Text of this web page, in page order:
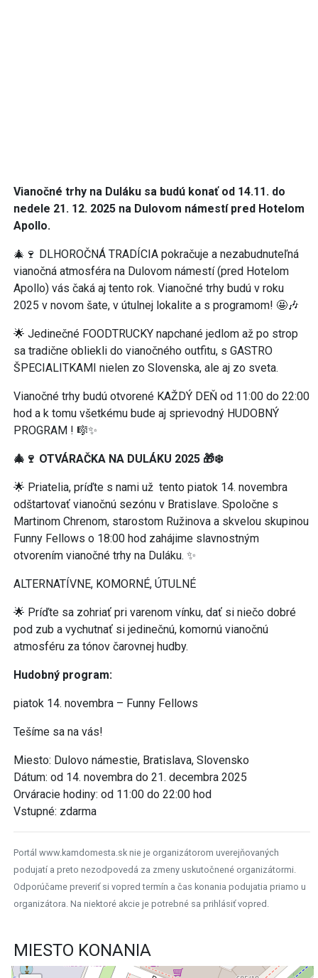
Vianočné trhy na Duláku sa budú konať od 14.11. do
nedele 21. 12. 2025 na Dulovom námestí pred Hotelom
Apollo.
🎄🍷 DLHOROČNÁ TRADÍCIA pokračuje a nezabudnuteľná
vianočná atmosféra na Dulovom námestí (pred Hotelom
Apollo) vás čaká aj tento rok. Vianočné trhy budú v roku
2025 v novom šate, v útulnej lokalite a s programom! 🤩🎶
🌟 Jedinečné FOODTRUCKY napchané jedlom až po strop
sa tradične obliekli do vianočného outfitu, s GASTRO
ŠPECIALITKAMI nielen zo Slovenska, ale aj zo sveta.
Vianočné trhy budú otvorené KAŽDÝ DEŇ od 11:00 do 22:00
hod a k tomu všetkému bude aj sprievodný HUDOBNÝ
PROGRAM ! 🎼✨
🎄🍷 OTVÁRAČKA NA DULÁKU 2025 🎁❄️
🌟 Priatelia, príďte s nami už tento piatok 14. novembra
odštartovať vianočnú sezónu v Bratislave. Spoločne s
Martinom Chrenom, starostom Ružinova a skvelou skupinou
Funny Fellows o 18:00 hod zahájime slavnostným
otvorením vianočné trhy na Duláku. ✨
ALTERNATÍVNE, KOMORNÉ, ÚTULNÉ
🌟 Príďte sa zohriať pri varenom vínku, dať si niečo dobré
pod zub a vychutnať si jedinečnú, komornú vianočnú
atmosféru za tónov čarovnej hudby.
Hudobný program:
piatok 14. novembra – Funny Fellows
Tešíme sa na vás!
Miesto: Dulovo námestie, Bratislava, Slovensko
Dátum: od 14. novembra do 21. decembra 2025
Orváracie hodiny: od 11:00 do 22:00 hod
Vstupné: zdarma
Portál www.kamdomesta.sk nie je organizátorom uverejňovaných
podujatí a preto nezodpovedá za zmeny uskutočnené organizátormi.
Odporúčame preveriť si vopred termín a čas konania podujatia priamo u
organizátora. Na niektoré akcie je potrebné sa prihlásiť vopred.
MIESTO KONANIA